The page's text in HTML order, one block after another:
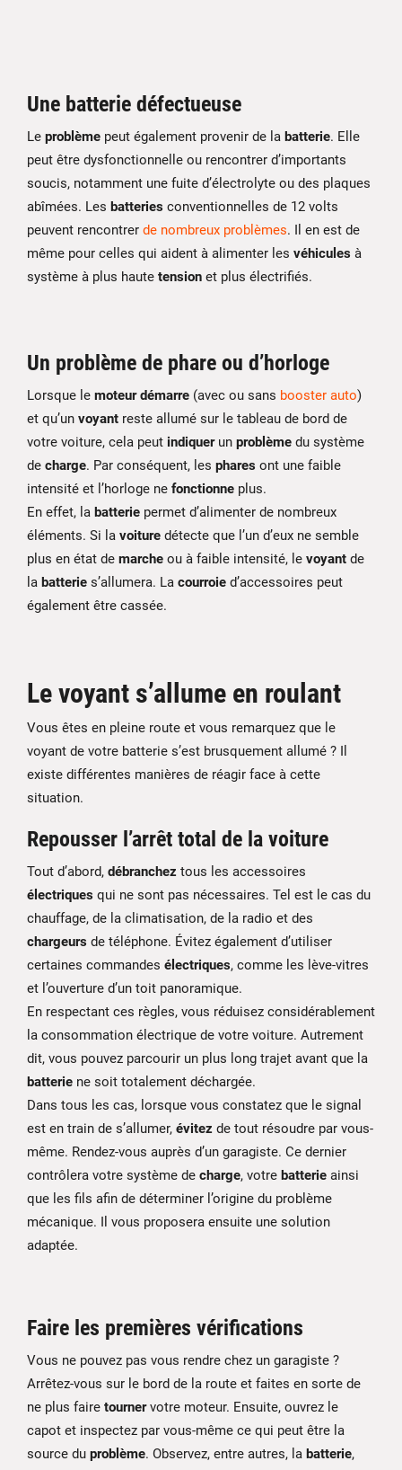
Une batterie défectueuse
Le problème peut également provenir de la batterie. Elle
peut être dysfonctionnelle ou rencontrer d’importants
soucis, notamment une fuite d’électrolyte ou des plaques
abîmées. Les batteries conventionnelles de 12 volts
peuvent rencontrer de nombreux problèmes. Il en est de
même pour celles qui aident à alimenter les véhicules à
système à plus haute tension et plus électrifiés.
Un problème de phare ou d’horloge
Lorsque le moteur démarre (avec ou sans booster auto)
et qu’un voyant reste allumé sur le tableau de bord de
votre voiture, cela peut indiquerun problème du système
de charge. Par conséquent, les phares ont une faible
intensité et l’horloge ne fonctionne plus.
En effet, la batterie permet d’alimenter de nombreux
éléments. Si la voiture détecte que l’un d’eux ne semble
plus en état de marche ou à faible intensité, le voyant de
la batterie s’allumera. La courroie d’accessoires peut
également être cassée.
Le voyant s’allume en roulant
Vous êtes en pleine route et vous remarquez que le
voyant de votre batterie s’est brusquement allumé ? Il
existe différentes manières de réagir face à cette
situation.
Repousser l’arrêt total de la voiture
Tout d’abord, débranchez tous les accessoires
électriques qui ne sont pas nécessaires. Tel est le cas du
chauffage, de la climatisation, de la radio et des
chargeurs de téléphone. Évitez également d’utiliser
certaines commandes électriques, comme les lève-vitres
et l’ouverture d’un toit panoramique.
En respectant ces règles, vous réduisez considérablement
la consommation électrique de votre voiture. Autrement
dit, vous pouvez parcourir un plus long trajet avant que la
batterie ne soit totalement déchargée.
Dans tous les cas, lorsque vous constatez que le signal
est en train de s’allumer, évitez de tout résoudre par vous-
même. Rendez-vous auprès d’un garagiste. Ce dernier
contrôlera votre système de charge, votre batterie ainsi
que les fils afin de déterminer l’origine du problème
mécanique. Il vous proposera ensuite une solution
adaptée.
Faire les premières vérifications
Vous ne pouvez pas vous rendre chez un garagiste ?
Arrêtez-vous sur le bord de la route et faites en sorte de
ne plus faire tournervotre moteur. Ensuite, ouvrez le
capot et inspectez par vous-même ce qui peut être la
source du problème. Observez, entre autres, la batterie,